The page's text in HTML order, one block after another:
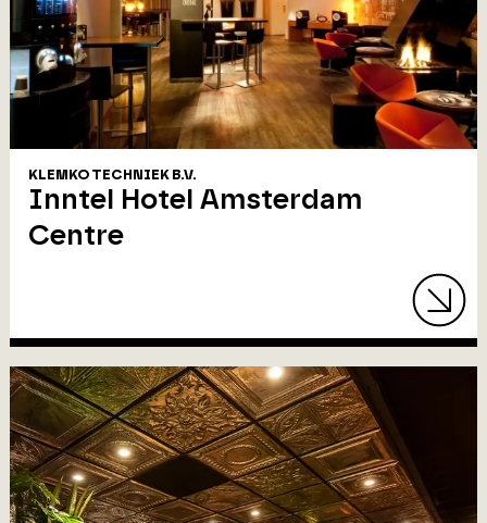
KLEMKO TECHNIEK B.V.
Inntel Hotel Amsterdam
Centre